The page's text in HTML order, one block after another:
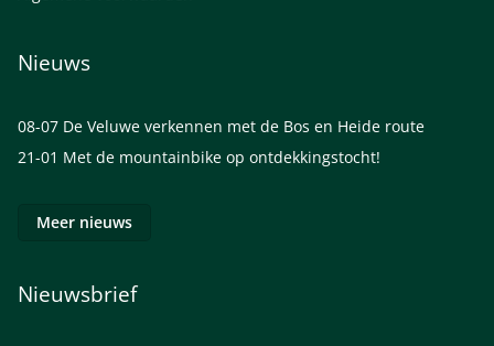
Nieuws
08-07 De Veluwe verkennen met de Bos en Heide route
21-01 Met de mountainbike op ontdekkingstocht!
Meer nieuws
Nieuwsbrief